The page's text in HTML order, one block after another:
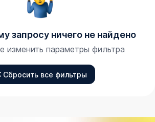
запросу ничего не найдено
изменить параметры фильтра
Сбросить все фильтры